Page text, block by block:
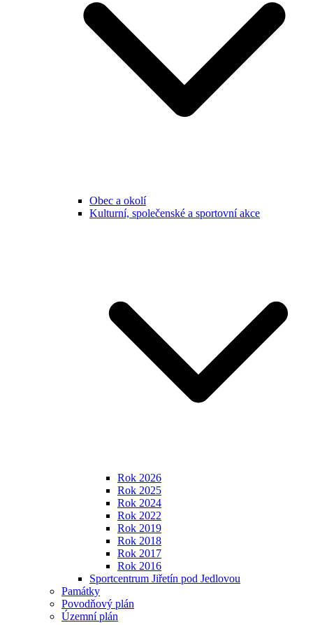
Obec a okolí
Kulturní, společenské a sportovní akce
Rok 2026
Rok 2025
Rok 2024
Rok 2022
Rok 2019
Rok 2018
Rok 2017
Rok 2016
Sportcentrum Jiřetín pod Jedlovou
Památky
Povodňový plán
Územní plán